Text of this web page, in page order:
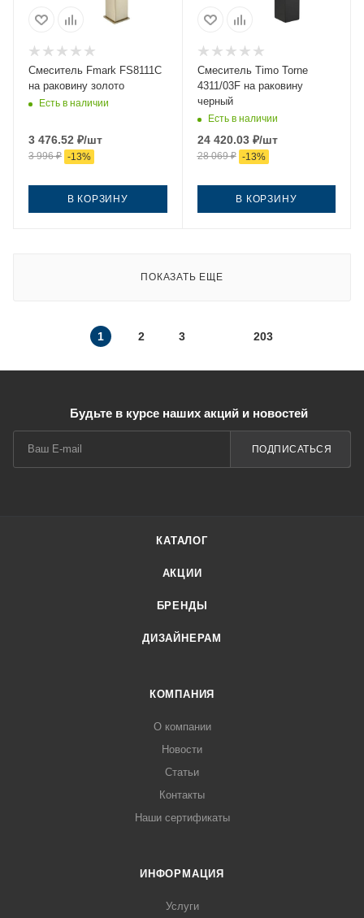
Смеситель Fmark FS8111C
на раковину золото
Есть в наличии
3 476.52 ₽/шт
3 996₽ -13%
В КОРЗИНУ
Смеситель Timo Torne
4311/03F на раковину
черный
Есть в наличии
24 420.03₽/шт
28 069₽ -13%
В КОРЗИНУ
ПОКАЗАТЬ ЕЩЕ
1 2 3 203
Будьте в курсе наших акций и новостей
ПОДПИСАТЬСЯ
КАТАЛОГ
АКЦИИ
БРЕНДЫ
ДИЗАЙНЕРАМ
КОМПАНИЯ
О компании
Новости
Статьи
Контакты
Наши сертификаты
ИНФОРМАЦИЯ
Услуги